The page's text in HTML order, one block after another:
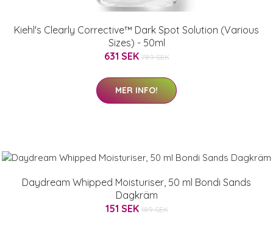
Kiehl's Clearly Corrective™ Dark Spot Solution (Various
Sizes) - 50ml
631 SEK 789 SEK
MER INFO!
Daydream Whipped Moisturiser, 50 ml Bondi Sands
Dagkräm
151 SEK 189 SEK